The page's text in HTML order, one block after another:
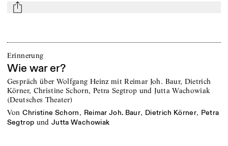
mail
Erinnerung
Wie war er?
Gespräch über Wolfgang Heinz mit Reimar Joh. Baur, Dietrich
Körner, Christine Schorn, Petra Segtrop und Jutta Wachowiak
(Deutsches Theater)
von Christine Schorn, Reimar Joh. Baur, Dietrich Körner, Petra
Segtrop und Jutta Wachowiak